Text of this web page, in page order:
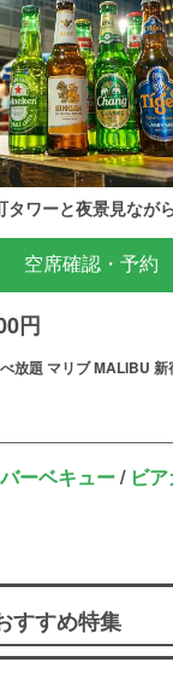
タワーと夜景見なが
空席確認・予約
円
放題 マリブ MALIBU
バーベキュー/ ビ
すすめ特集